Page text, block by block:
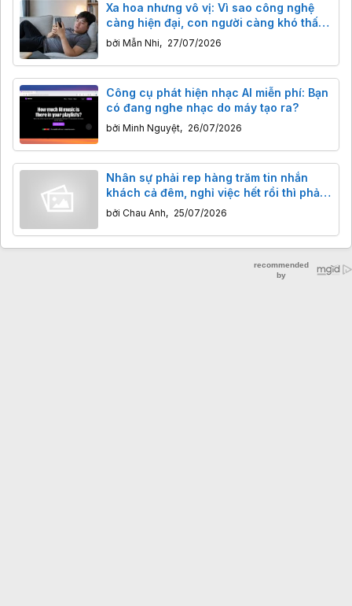
Xa hoa nhưng vô vị: Vì sao công nghệ
càng hiện đại, con người càng khó thấy
vui?
bởi Mẫn Nhi, 27/07/2026
Công cụ phát hiện nhạc AI miễn phí: Bạn
có đang nghe nhạc do máy tạo ra?
bởi Minh Nguyệt, 26/07/2026
Nhân sự phải rep hàng trăm tin nhắn
khách cả đêm, nghỉ việc hết rồi thì phải
làm sao?
bởi Chau Anh, 25/07/2026